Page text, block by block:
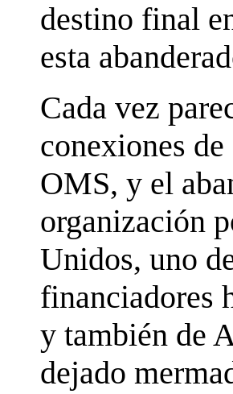
destino final
esta
Cada vez
conexiones
OMS, y el
organización
Unidos, uno
financiadores
y también de
dejado